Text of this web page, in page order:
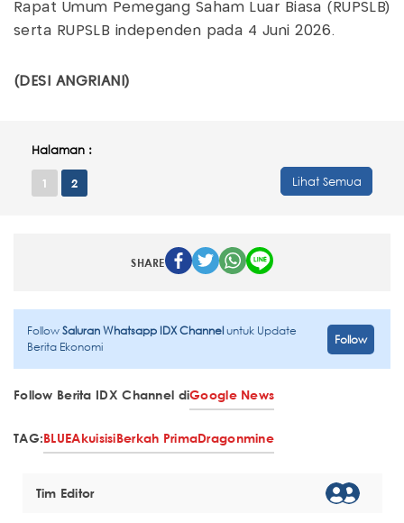
Rapat Umum Pemegang Saham Luar Biasa (RUPSLB)
serta RUPSLB independen pada 4 Juni 2026.
(DESI ANGRIANI)
Halaman :
1 2 Lihat Semua
SHARE
FollowSaluran Whatsapp IDX Channeluntuk Update
Berita Ekonomi
Follow
Follow Berita IDX Channel diGoogle News
TAG:BLUEAkuisisiBerkah PrimaDragonmine
Tim Editor